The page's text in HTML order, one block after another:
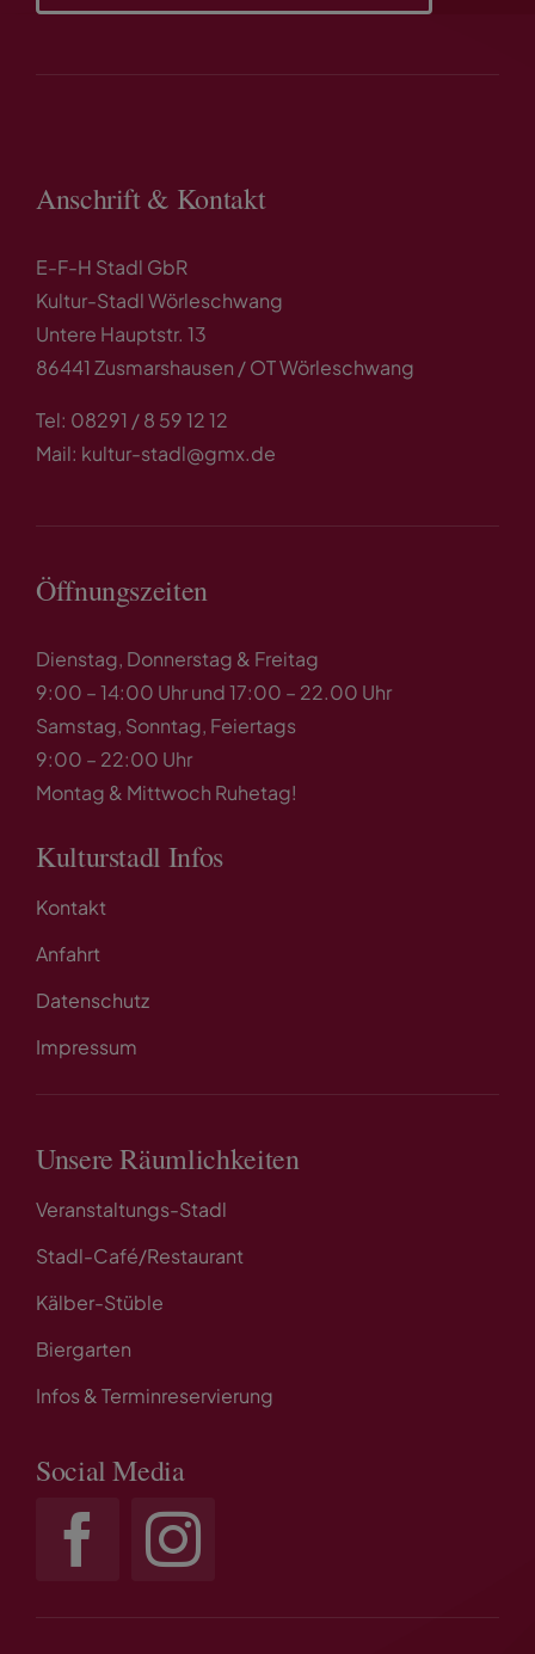
Anschrift & Kontakt
E-F-H Stadl GbR
Kultur-Stadl Wörleschwang
Untere Hauptstr. 13
86441 Zusmarshausen / OT Wörleschwang
Tel: 08291 / 8 59 12 12
Mail: kultur-stadl@gmx.de
Öffnungszeiten
Dienstag, Donnerstag & Freitag
9:00 – 14:00 Uhr und 17:00 – 22.00 Uhr
Samstag, Sonntag, Feiertags
9:00 – 22:00 Uhr
Montag & Mittwoch Ruhetag!
Kulturstadl Infos
Kontakt
Anfahrt
Datenschutz
Impressum
Unsere Räumlichkeiten
Veranstaltungs-Stadl
Stadl-Café/Restaurant
Kälber-Stüble
Biergarten
Infos & Terminreservierung
Social Media